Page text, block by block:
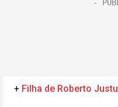
+ Filha de Roberto